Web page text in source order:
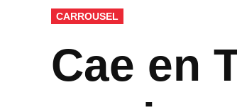
PUBLICADO
EN
CARROUSEL
Cae en